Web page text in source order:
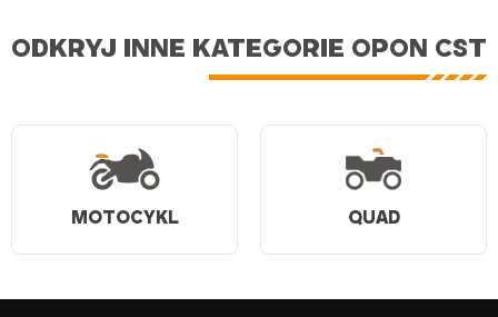
ODKRYJ INNE KATEGORIE OPON CST
MOTOCYKL QUAD